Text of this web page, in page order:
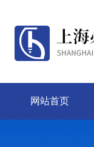
网站首页